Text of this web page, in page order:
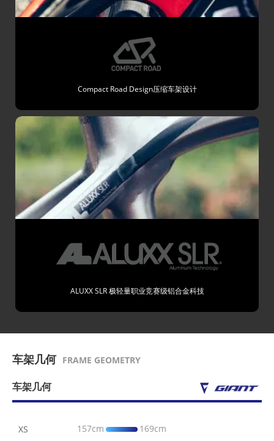
Compact Road Design压缩车架设计
ALUXX SLR 极轻量职业竞赛级铝合金科技
车架几何 FRAME GEOMETRY
车架几何
XS 157cm 169cm